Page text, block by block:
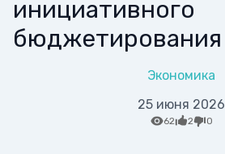
инициативного
бюджетирования
Экономика
25 июня 2026
62 2 0